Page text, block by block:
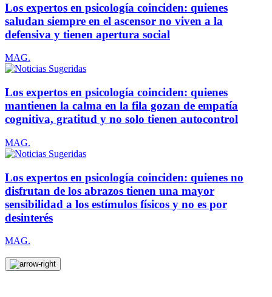
Los expertos en psicología coinciden: quienes
saludan siempre en el ascensor no viven a la
defensiva y tienen apertura social
MAG.
Los expertos en psicología coinciden: quienes
mantienen la calma en la fila gozan de empatía
cognitiva, gratitud y no solo tienen autocontrol
MAG.
Los expertos en psicología coinciden: quienes no
disfrutan de los abrazos tienen una mayor
sensibilidad a los estímulos físicos y no es por
desinterés
MAG.